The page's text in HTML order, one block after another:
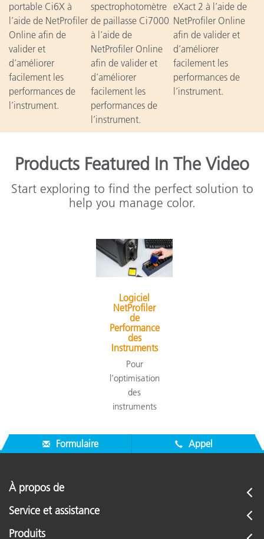
portable Ci6X à
l’aide de NetProfiler
Online afin de
valider et
d’améliorer
facilement les
performances de
l’instrument.
spectrophotomètre
de paillasse Ci7000
à l’aide de
NetProfiler Online
afin de valider et
d’améliorer
facilement les
performances de
l’instrument.
eXact 2 à l’aide de
NetProfiler Online
afin de valider et
d’améliorer
facilement les
performances de
l’instrument.
Products Featured In The Video
Start exploring to find the perfect solution to
help you manage color.
Logiciel
NetProfiler
de
Performance
des
Instruments
Pour
l’optimisation
des
instruments
Formulaire Appel
À propos de
Service et assistance
Produits